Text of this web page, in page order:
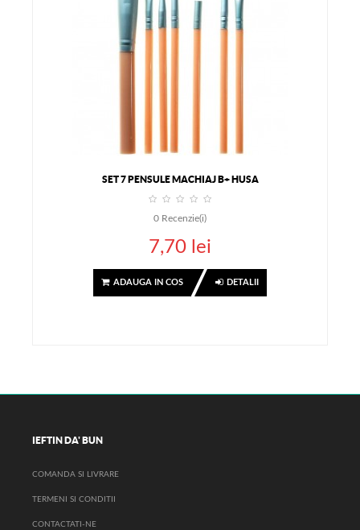
SET 7 PENSULE MACHIAJ B+ HUSA
0 Recenzie(i)
7,70 lei
ADAUGA IN COS DETALII
IEFTIN DA' BUN
COMANDA SI LIVRARE
TERMENI SI CONDITII
CONTACTATI-NE